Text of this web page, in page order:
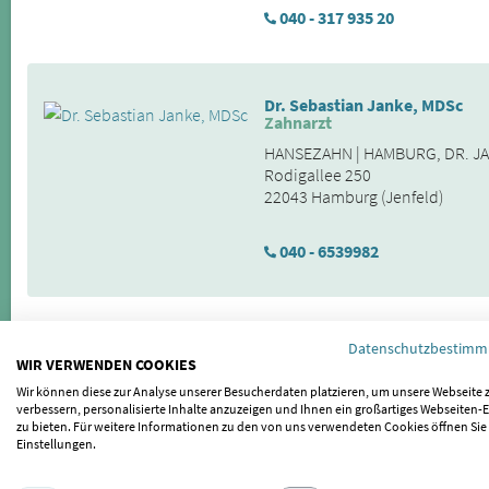
040 - 317 935 20
Dr. Sebastian Janke, MDSc
Zahnarzt
HANSEZAHN | HAMBURG, DR.
Rodigallee 250
22043 Hamburg (Jenfeld)
040 - 6539982
Dr. Jan Herre
Kiefergelenkstherapie in
Herre Smiles
Hammer Steindamm 109
20535 Hamburg (Hasselbrook)
WIR VERWENDEN COOKIES
Wir können diese zur Analyse unserer Besucherdaten platzieren, um unsere Webseite
verbessern, personalisierte Inhalte anzuzeigen und Ihnen ein großartiges Webseiten-
zu bieten. Für weitere Informationen zu den von uns verwendeten Cookies öffnen
Einstellungen.